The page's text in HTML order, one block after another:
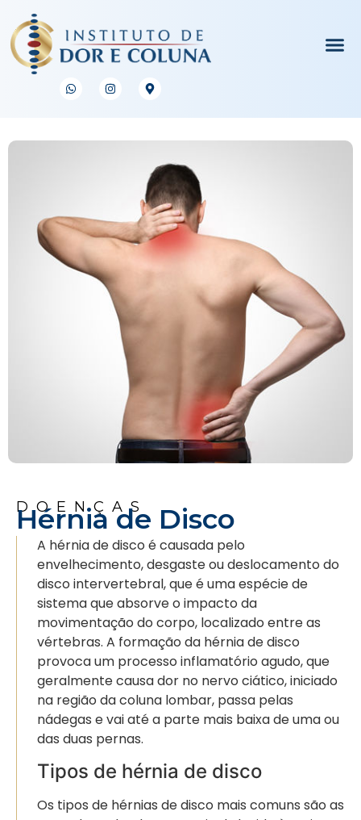
DOENÇAS
Hérnia de Disco
A hérnia de disco é causada pelo
envelhecimento, desgaste ou deslocamento do
disco intervertebral, que é uma espécie de
sistema que absorve o impacto da
movimentação do corpo, localizado entre as
vértebras. A formação da hérnia de disco
provoca um processo inflamatório agudo, que
geralmente causa dor no nervo ciático, iniciado
na região da coluna lombar, passa pelas
nádegas e vai até a parte mais baixa de uma ou
das duas pernas.
Tipos de hérnia de disco
Os tipos de hérnias de disco mais comuns são as